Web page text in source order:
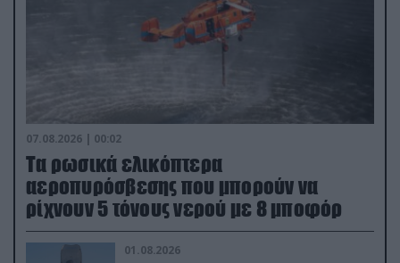
07.08.2026 | 00:02
Τα ρωσικά ελικόπτερα
αεροπυρόσβεσης που μπορούν να
ρίχνουν 5 τόνους νερού με 8 μποφόρ
01.08.2026